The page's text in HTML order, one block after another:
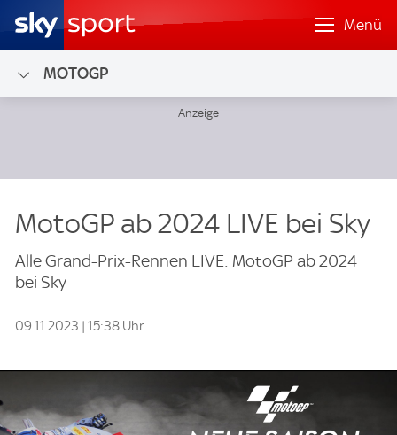
Menü
MOTOGP
MotoGP ab 2024 LIVE bei Sky
Alle Grand-Prix-Rennen LIVE: MotoGP ab 2024
bei Sky
09.11.2023 | 15:38 Uhr